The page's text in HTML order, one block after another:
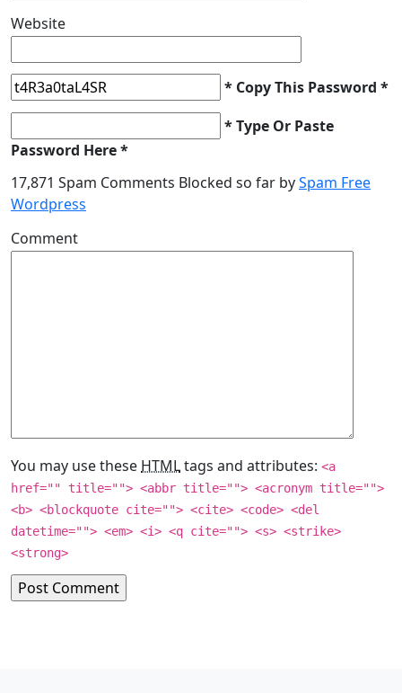
Website
* Copy This Password *
* Type Or Paste
Password Here *
17,871 Spam Comments Blocked so far bySpam Free
Wordpress
Comment
You may use these HTMLtags and attributes: <a
href="" title=""> <abbr title=""> <acronym title="">
<b> <blockquote cite=""> <cite> <code> <del
datetime=""> <em> <i> <q cite=""> <s> <strike>
<strong>